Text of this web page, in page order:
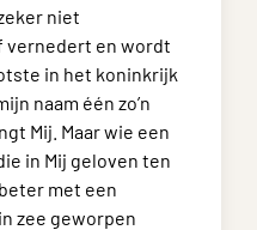
niet
vernedert en wordt
in het koninkrijk
naam één zo’n
Mij. Maar wie een
in Mij geloven ten
met een
zee geworpen